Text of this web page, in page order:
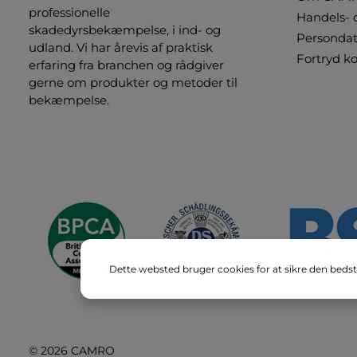
professionelle
skadedyrsbekæmpelse, i ind- og
udland. Vi har årevis af praktisk
erfaring fra branchen og rådgiver
gerne om produkter og metoder til
bekæmpelse.
Handels-
Fortryd
© 2026 CAMRO
Dette websted bruger cookies for at sikre den